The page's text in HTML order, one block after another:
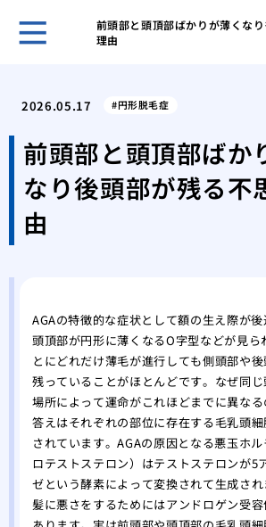
前頭部と頭頂部ばかりが薄くな
理由
2026.05.17 円形脱毛症
前頭部と頭頂部ばか
なり後頭部が残る不
由
AGAの特徴的な症状として額の生え際が
頭頂部が円形に薄くなるO字型などが見ら
とにどれだけ薄毛が進行しても側頭部や
残っていることがほとんどです。なぜ同
場所によって運命がこれほどまでに異な
答えはそれぞれの部位に存在する毛乳頭
されています。AGAの原因となる悪玉ホ
ロテストステロン）はテストステロンが5
ゼという酵素によって変換されて生成さ
髪に悪さをするためにはアンドロゲン受